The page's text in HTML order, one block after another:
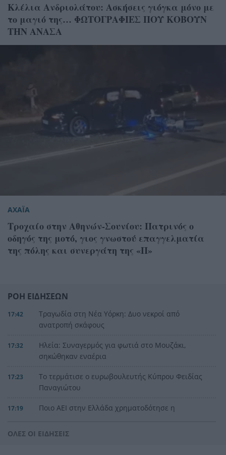
Κλέλια Ανδριολάτου: Ασκήσεις γιόγκα μόνο με
το μαγιό της… ΦΩΤΟΓΡΑΦΙΕΣ ΠΟΥ ΚΟΒΟΥΝ
ΤΗΝ ΑΝΑΣΑ
ΑΧΑΪΑ
Τροχαίο στην Αθηνών-Σουνίου: Πατρινός ο
οδηγός της μοτό, γιος γνωστού επαγγελματία
της πόλης και συνεργάτη της «Π»
ΡΟΗ ΕΙΔΗΣΕΩΝ
17:42
Τραγωδία στη Νέα Υόρκη: Δυο νεκροί από
ανατροπή σκάφους
17:32
Ηλεία: Συναγερμός για φωτιά στο Μουζάκι,
σηκώθηκαν εναέρια
17:23
Το τερμάτισε ο ευρωβουλευτής Κύπρου Φειδίας
Παναγιώτου
17:19
Ποιο ΑΕΙ στην Ελλάδα χρηματοδότησε η
ΙΟΠ: Σημαντικές διακρίσεις Πατρινών στο Ράλι
ΟΛΕΣ ΟΙ ΕΙΔΗΣΕΙΣ